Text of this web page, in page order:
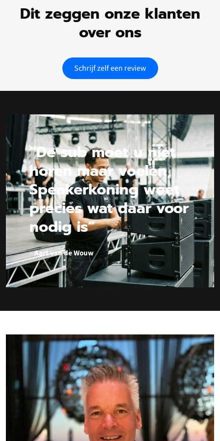
Dit zeggen onze klanten
over ons
Schrijf zelf een review
“De sub moet u niet
horen maar voelen,
Speakerkoning weet
precies wat daar voor
nodig is”
–Aart van de Wouw